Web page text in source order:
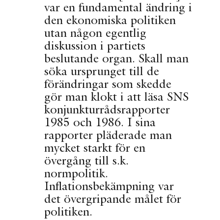
var en fundamental ändring i
den ekonomiska politiken
utan någon egentlig
diskussion i partiets
beslutande organ. Skall man
söka ursprunget till de
förändringar som skedde
gör man klokt i att läsa SNS
konjunkturrådsrapporter
1985 och 1986. I sina
rapporter pläderade man
mycket starkt för en
övergång till s.k.
normpolitik.
Inflationsbekämpning var
det övergripande målet för
politiken.